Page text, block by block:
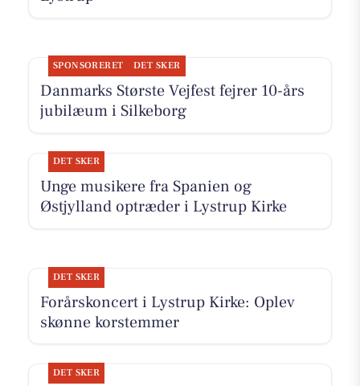
SPONSORERET DET SKER
Danmarks Største Vejfest fejrer 10-års
jubilæum i Silkeborg
DET SKER
Unge musikere fra Spanien og
Østjylland optræder i Lystrup Kirke
DET SKER
Forårskoncert i Lystrup Kirke: Oplev
skønne korstemmer
DET SKER